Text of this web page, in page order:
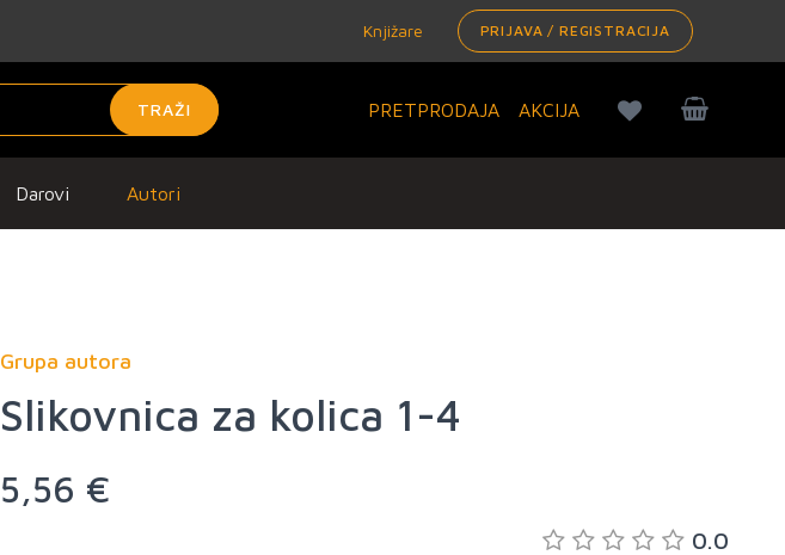
Knjižare PRIJAVA / REGISTRACIJA
TRAŽI PRETPRODAJA AKCIJA
Darovi Autori
Grupa autora
Slikovnica za kolica 1-4
5,56 €
0.0